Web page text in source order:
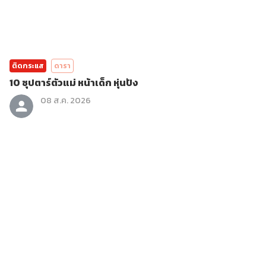
ติดกระแส ดารา
10 ซุปตาร์ตัวแม่ หน้าเด็ก หุ่นปัง
08 ส.ค. 2026